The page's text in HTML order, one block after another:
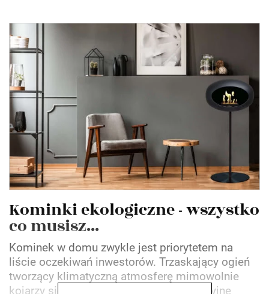
Kominki ekologiczne - wszystko
co musisz...
Kominek w domu zwykle jest priorytetem na
liście oczekiwań inwestorów. Trzaskający ogień
tworzący klimatyczną atmosferę mimowolnie
kojarzy się z ciepłem i relaksem. Tradycyjne